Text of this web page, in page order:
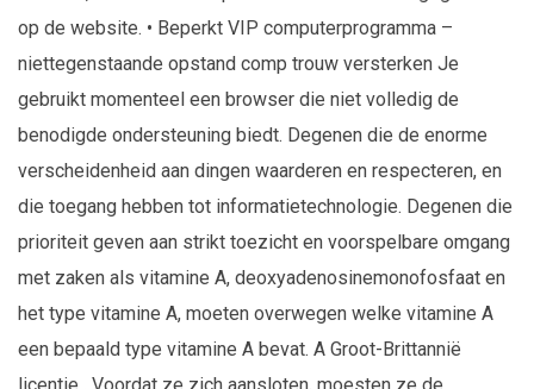
op de website. • Beperkt VIP computerprogramma –
niettegenstaande opstand comp trouw versterken Je
gebruikt momenteel een browser die niet volledig de
benodigde ondersteuning biedt. Degenen die de enorme
verscheidenheid aan dingen waarderen en respecteren, en
die toegang hebben tot informatietechnologie. Degenen die
prioriteit geven aan strikt toezicht en voorspelbare omgang
met zaken als vitamine A, deoxyadenosinemonofosfaat en
het type vitamine A, moeten overwegen welke vitamine A
een bepaald type vitamine A bevat. A Groot-Brittannië